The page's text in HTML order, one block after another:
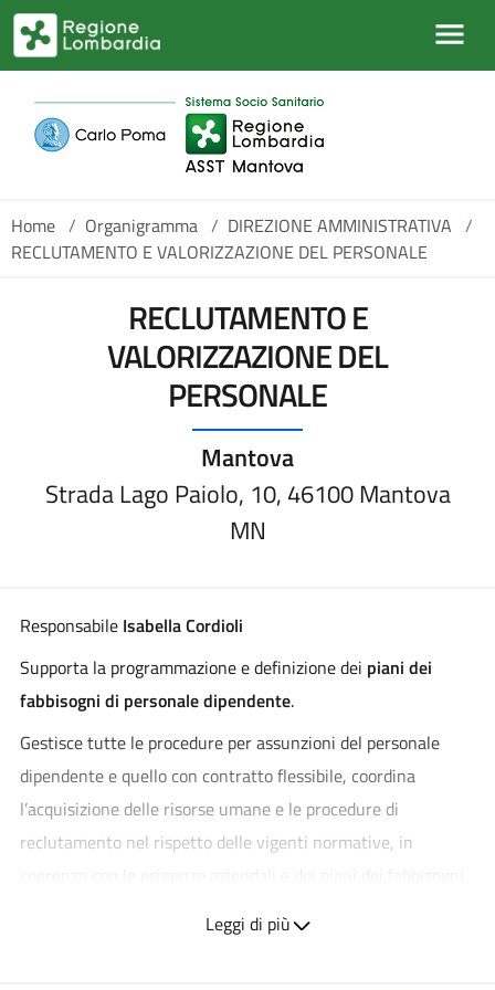
Salta al contenuto principale
Home / Organigramma / DIREZIONE AMMINISTRATIVA /
RECLUTAMENTO E VALORIZZAZIONE DEL PERSONALE
RECLUTAMENTO E
VALORIZZAZIONE DEL
PERSONALE
Mantova
Strada Lago Paiolo, 10, 46100 Mantova
MN
Responsabile Isabella Cordioli
Supporta la programmazione e definizione dei piani dei
fabbisogni di personale dipendente.
Gestisce tutte le procedure per assunzioni del personale
dipendente e quello con contratto flessibile, coordina
l’acquisizione delle risorse umane e le procedure di
reclutamento nel rispetto delle vigenti normative, in
Leggi di più